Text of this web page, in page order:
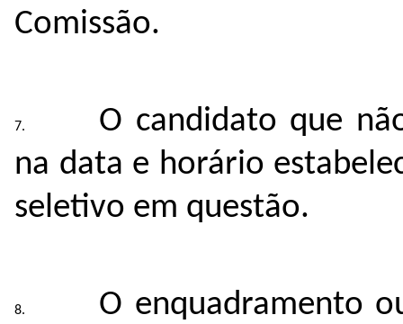
Comissão.
O candidato que
na data e horário
seletivo em questão.
O enquadramento